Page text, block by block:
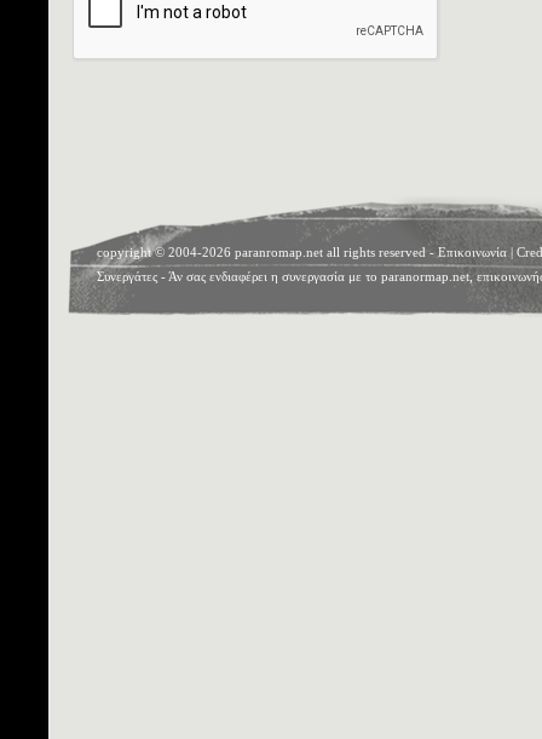
copyright © 2004-2026 paranromap.net all rights reserved - Επικοινωνία |
Συνεργάτες - Άν σας ενδιαφέρει η συνεργασία με το paranormap.net,